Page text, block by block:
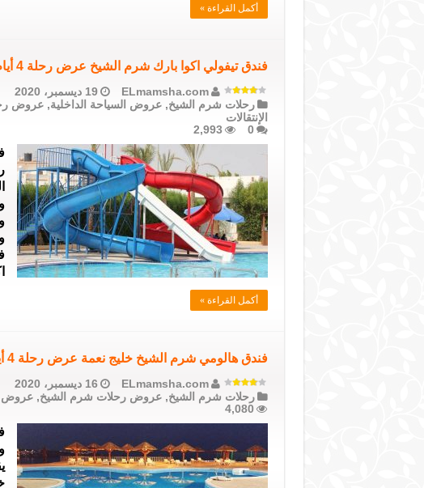
أكمل القراءة »
فندق تيفولي اكوا بارك شرم الشيخ عرض رحلة 4 أيام فطار وعشاء مع الإنتقالات
ELmamsha.com
19 ديسمبر، 2020
رحلات شرم الشيخ,عروض السياحة الداخلية,عروض
الإنتقالات
0
2,993
أكمل القراءة »
‏فندق هالومي شرم الشيخ خليج نعمة عرض رحلة 4 أيام فطار وعشاء مع الإنتقالات
ELmamsha.com
16 ديسمبر، 2020
رحلات شرم الشيخ,عروض رحلات شرم الشيخ,عروض
4,080